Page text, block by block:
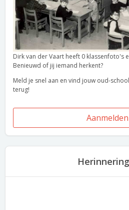
Dirk van der Vaart heeft 0 klassenfoto's
Benieuwd of jij iemand herkent?
Meld je snel aan en vind jouw oud-
terug!
Aanmelden